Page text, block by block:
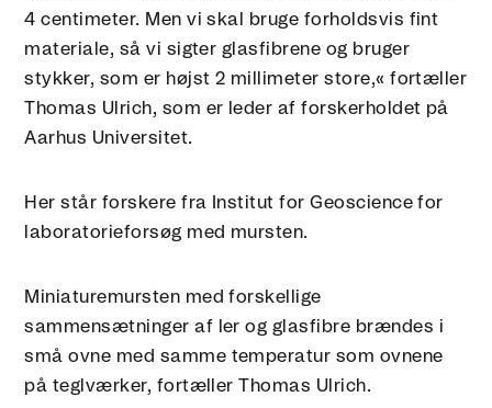
4 centimeter. Men vi skal bruge forholdsvis fint
materiale, så vi sigter glasfibrene og bruger
stykker, som er højst 2 millimeter store,« fortæller
Thomas Ulrich, som er leder af forskerholdet på
Aarhus Universitet.
Her står forskere fra Institut for Geoscience for
laboratorieforsøg med mursten.
Miniaturemursten med forskellige
sammensætninger af ler og glasfibre brændes i
små ovne med samme temperatur som ovnene
på teglværker, fortæller Thomas Ulrich.